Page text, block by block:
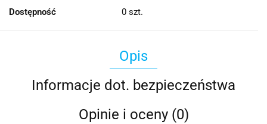
Dostępność 0 szt.
Opis
Informacje dot. bezpieczeństwa
Opinie i oceny (0)